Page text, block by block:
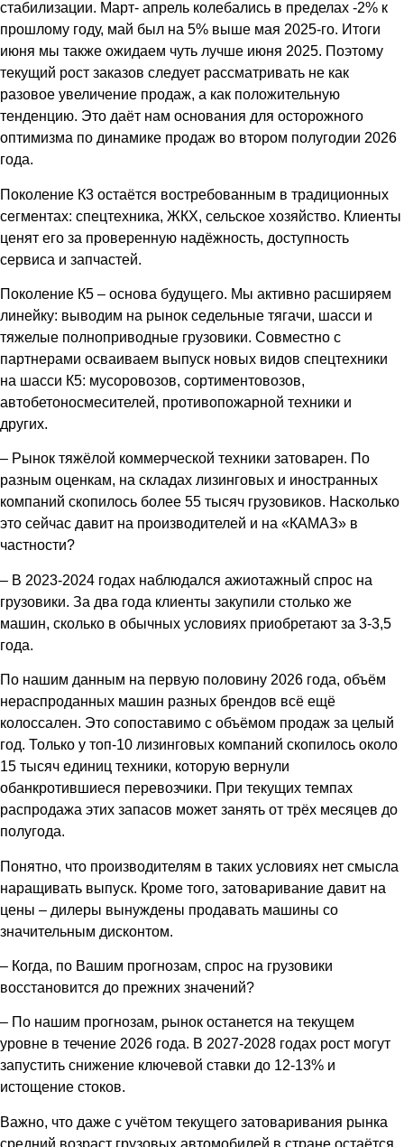
стабилизации. Март- апрель колебались в пределах -2% к
прошлому году, май был на 5% выше мая 2025-го. Итоги
июня мы также ожидаем чуть лучше июня 2025. Поэтому
текущий рост заказов следует рассматривать не как
разовое увеличение продаж, а как положительную
тенденцию. Это даёт нам основания для осторожного
оптимизма по динамике продаж во втором полугодии 2026
года.
Поколение К3 остаётся востребованным в традиционных
сегментах: спецтехника, ЖКХ, сельское хозяйство. Клиенты
ценят его за проверенную надёжность, доступность
сервиса и запчастей.
Поколение К5 – основа будущего. Мы активно расширяем
линейку: выводим на рынок седельные тягачи, шасси и
тяжелые полноприводные грузовики. Совместно с
партнерами осваиваем выпуск новых видов спецтехники
на шасси К5: мусоровозов, сортиментовозов,
автобетоносмесителей, противопожарной техники и
других.
– Рынок тяжёлой коммерческой техники затоварен. По
разным оценкам, на складах лизинговых и иностранных
компаний скопилось более 55 тысяч грузовиков. Насколько
это сейчас давит на производителей и на «КАМАЗ» в
частности?
– В 2023-2024 годах наблюдался ажиотажный спрос на
грузовики. За два года клиенты закупили столько же
машин, сколько в обычных условиях приобретают за 3-3,5
года.
По нашим данным на первую половину 2026 года, объём
нераспроданных машин разных брендов всё ещё
колоссален. Это сопоставимо с объёмом продаж за целый
год. Только у топ-10 лизинговых компаний скопилось около
15 тысяч единиц техники, которую вернули
обанкротившиеся перевозчики. При текущих темпах
распродажа этих запасов может занять от трёх месяцев до
полугода.
Понятно, что производителям в таких условиях нет смысла
наращивать выпуск. Кроме того, затоваривание давит на
цены – дилеры вынуждены продавать машины со
значительным дисконтом.
– Когда, по Вашим прогнозам, спрос на грузовики
восстановится до прежних значений?
– По нашим прогнозам, рынок останется на текущем
уровне в течение 2026 года. В 2027-2028 годах рост могут
запустить снижение ключевой ставки до 12-13% и
истощение стоков.
Важно, что даже с учётом текущего затоваривания рынка
средний возраст грузовых автомобилей в стране остаётся